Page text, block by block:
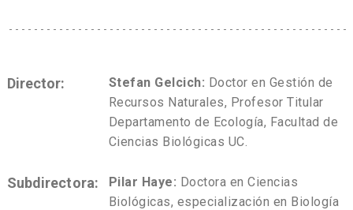
Director: Stefan Gelcich: Doctor en Gestión de
Recursos Naturales, Profesor Titular
Departamento de Ecología, Facultad de
Ciencias Biológicas UC.
Subdirectora: Pilar Haye: Doctora en Ciencias
Biológicas, especialización en Biología